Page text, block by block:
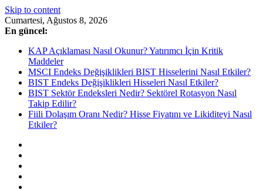
Skip to content
Cumartesi, Ağustos 8, 2026
En güncel:
KAP Açıklaması Nasıl Okunur? Yatırımcı İçin Kritik
Maddeler
MSCI Endeks Değişiklikleri BIST Hisselerini Nasıl Etkiler?
BIST Endeks Değişiklikleri Hisseleri Nasıl Etkiler?
BIST Sektör Endeksleri Nedir? Sektörel Rotasyon Nasıl
Takip Edilir?
Fiili Dolaşım Oranı Nedir? Hisse Fiyatını ve Likiditeyi Nasıl
Etkiler?